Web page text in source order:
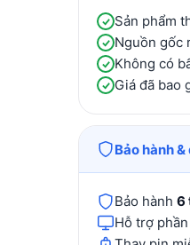
Sản phẩm
Nguồn gốc
Không có
Giá đã bao
Bảo hành
Bảo hành 6
Hỗ trợ